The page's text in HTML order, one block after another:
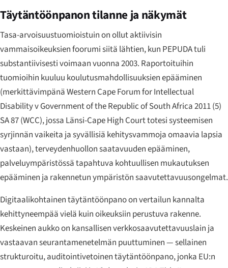
Täytäntöönpanon tilanne ja näkymät
Tasa-arvoisuustuomioistuin on ollut aktiivisin
vammaisoikeuksien foorumi siitä lähtien, kun PEPUDA tuli
substantiivisesti voimaan vuonna 2003. Raportoituihin
tuomioihin kuuluu koulutusmahdollisuuksien epääminen
(merkittävimpänäWestern Cape Forum for Intellectual
Disability v Government of the Republic of South Africa2011 (5)
SA 87 (WCC), jossa Länsi-Cape High Court totesi systeemisen
syrjinnän vaikeita ja syvällisiä kehitysvammoja omaavia lapsia
vastaan), terveydenhuollon saatavuuden epääminen,
palveluympäristössä tapahtuva kohtuullisen mukautuksen
epääminen ja rakennetun ympäristön saavutettavuusongelmat.
Digitaalikohtainen täytäntöönpano on vertailun kannalta
kehittyneempää vielä kuin oikeuksiin perustuva rakenne.
Keskeinen aukko on kansallisen verkkosaavutettavuuslain ja
vastaavan seurantamenetelmän puuttuminen — sellainen
strukturoitu, auditointivetoinen täytäntöönpano, jonka EU:n